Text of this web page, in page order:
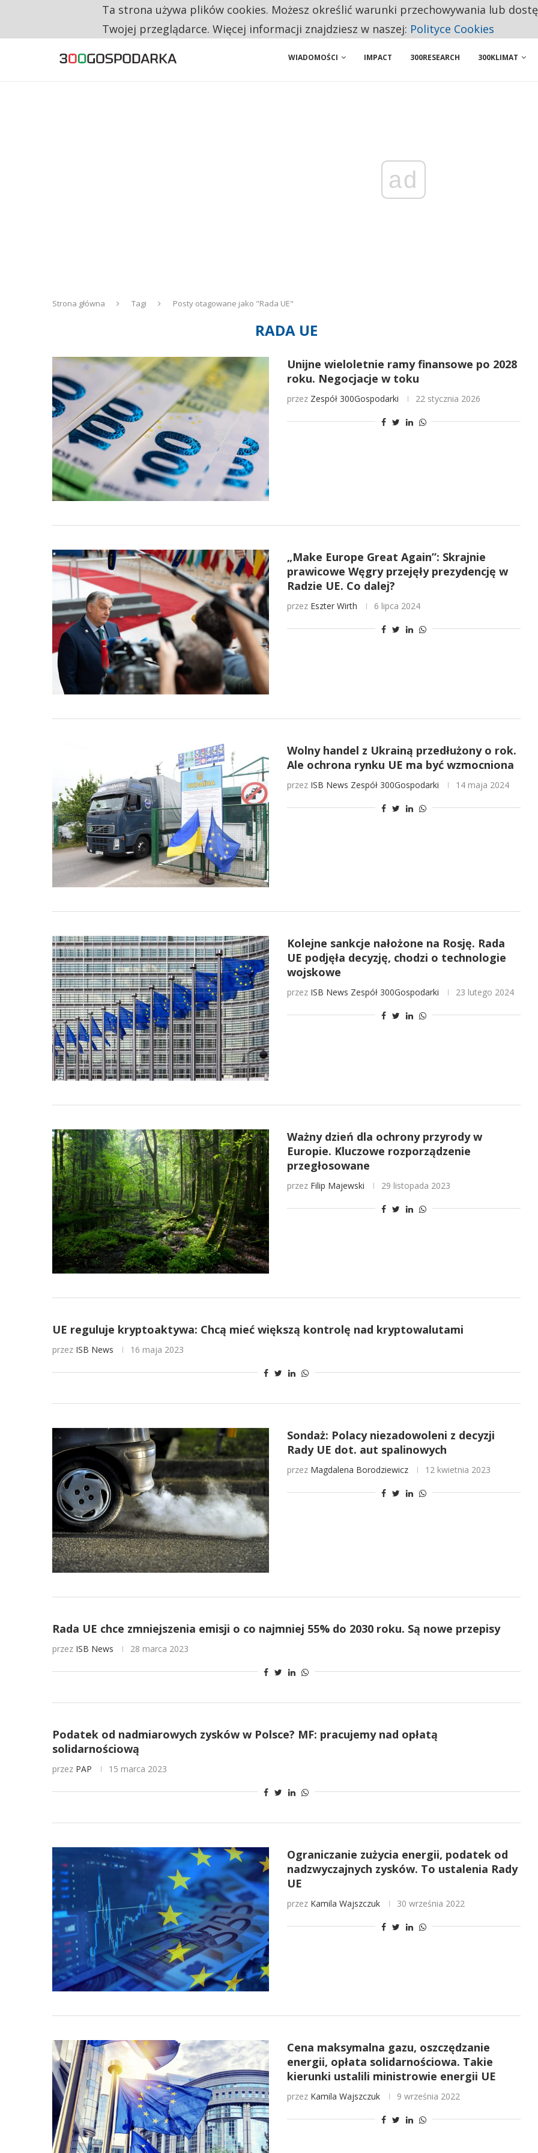
TRZECH NA CZTERECH PONOWNIE ZAŁOŻYŁOBY WŁASNĄ FIRMĘ. INNYM JUŻ TAK ŁATWO JEJ NIE POLECAJĄ
WIADOMOŚCI IMPACT 300RESEARCH 300KLIMAT
ad
Strona główna Tagi Posty otagowane jako "Rada UE"
RADA UE
Unijne wieloletnie ramy finansowe po 2028
roku. Negocjacje w toku
przez Zespół 300Gospodarki 22 stycznia 2026
„Make Europe Great Again”: Skrajnie
prawicowe Węgry przejęły prezydencję w
Radzie UE. Co dalej?
przez Eszter Wirth 6 lipca 2024
Wolny handel z Ukrainą przedłużony o rok.
Ale ochrona rynku UE ma być wzmocniona
przez ISB News Zespół 300Gospodarki 14 maja 2024
Kolejne sankcje nałożone na Rosję. Rada
UE podjęła decyzję, chodzi o technologie
wojskowe
przez ISB News Zespół 300Gospodarki 23 lutego 2024
Ważny dzień dla ochrony przyrody w
Europie. Kluczowe rozporządzenie
przegłosowane
przez Filip Majewski 29 listopada 2023
UE reguluje kryptoaktywa: Chcą mieć większą kontrolę nad kryptowalutami
przez ISB News 16 maja 2023
Sondaż: Polacy niezadowoleni z decyzji
Rady UE dot. aut spalinowych
przez Magdalena Borodziewicz 12 kwietnia 2023
Rada UE chce zmniejszenia emisji o co najmniej 55% do 2030 roku. Są nowe przepisy
przez ISB News 28 marca 2023
Podatek od nadmiarowych zysków w Polsce? MF: pracujemy nad opłatą
solidarnościową
przez PAP 15 marca 2023
Ograniczanie zużycia energii, podatek od
nadzwyczajnych zysków. To ustalenia Rady
UE
przez Kamila Wajszczuk 30 września 2022
Cena maksymalna gazu, oszczędzanie
energii, opłata solidarnościowa. Takie
kierunki ustalili ministrowie energii UE
przez Kamila Wajszczuk 9 września 2022
Ta strona używa plików cookies. Możesz określić warunki przechowywania lub
Twojej przeglądarce. Więcej informacji znajdziesz w naszej: Polityce Cookies